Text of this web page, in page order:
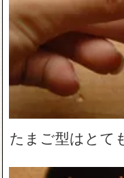
たまご型はとて